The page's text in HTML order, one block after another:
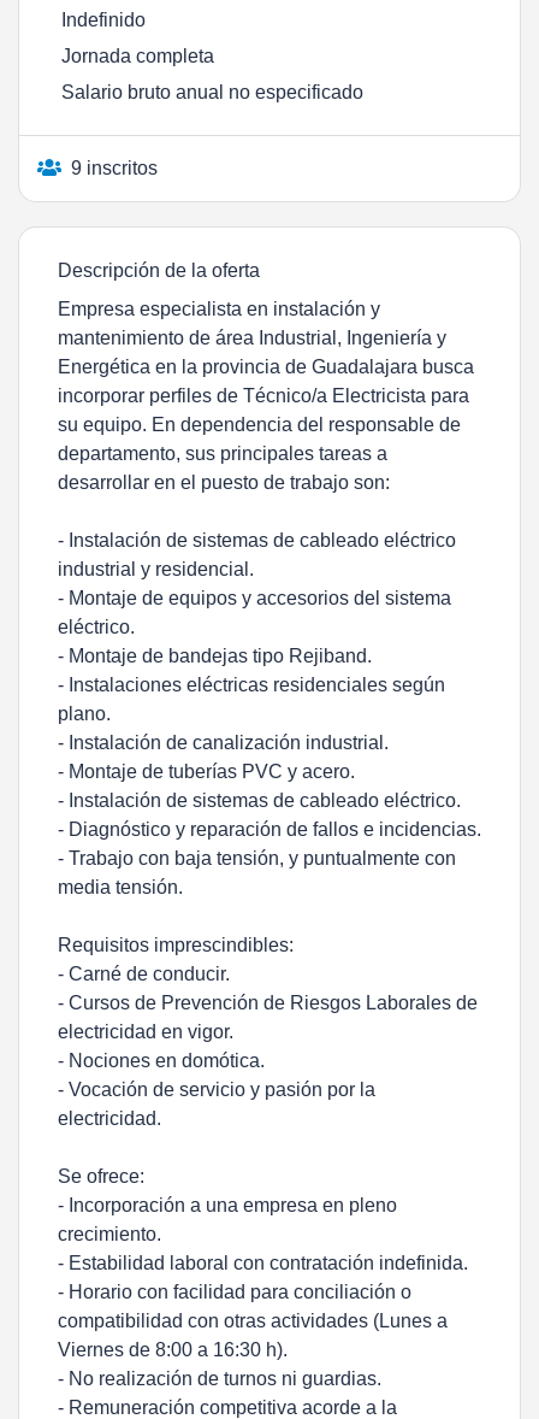
Indefinido
Jornada completa
Salario bruto anual no especificado
9 inscritos
Descripción de la oferta
Empresa especialista en instalación y
mantenimiento de área Industrial, Ingeniería y
Energética en la provincia de Guadalajara busca
incorporar perfiles de Técnico/a Electricista para
su equipo. En dependencia del responsable de
departamento, sus principales tareas a
desarrollar en el puesto de trabajo son:
- Instalación de sistemas de cableado eléctrico
industrial y residencial.
- Montaje de equipos y accesorios del sistema
eléctrico.
- Montaje de bandejas tipo Rejiband.
- Instalaciones eléctricas residenciales según
plano.
- Instalación de canalización industrial.
- Montaje de tuberías PVC y acero.
- Instalación de sistemas de cableado eléctrico.
- Diagnóstico y reparación de fallos e incidencias.
- Trabajo con baja tensión, y puntualmente con
media tensión.
Requisitos imprescindibles:
- Carné de conducir.
- Cursos de Prevención de Riesgos Laborales de
electricidad en vigor.
- Nociones en domótica.
- Vocación de servicio y pasión por la
electricidad.
Se ofrece:
- Incorporación a una empresa en pleno
crecimiento.
- Estabilidad laboral con contratación indefinida.
- Horario con facilidad para conciliación o
compatibilidad con otras actividades (Lunes a
Viernes de 8:00 a 16:30 h).
- No realización de turnos ni guardias.
- Remuneración competitiva acorde a la